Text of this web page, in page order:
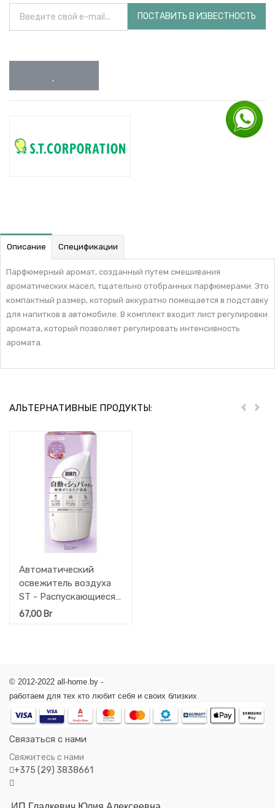
ПОСТАВИТЬ В ИЗВЕСТНОСТЬ
Описание Спецификации
Парфюмерный аромат, созданный путем смешивания
ароматических масел, тщательно отобранных парфюмерами. Это
компактный размер, который аккуратно помещается в подставку
для напитков в автомобиле. В комплект входит лист регулировки
аромата, который позволяет регулировать интенсивность
аромата.
АЛЬТЕРНАТИВНЫЕ ПРОДУКТЫ: Пред
Автоматический
освежитель воздуха
ST - Распускающиеся
цветы (корпус +
67,00 Br
© 2012-2022 all-home.by -
работаем для тех кто любит себя и своих близких
Связаться с нами
Свяжитесь с нами
+375 (29) 3838661